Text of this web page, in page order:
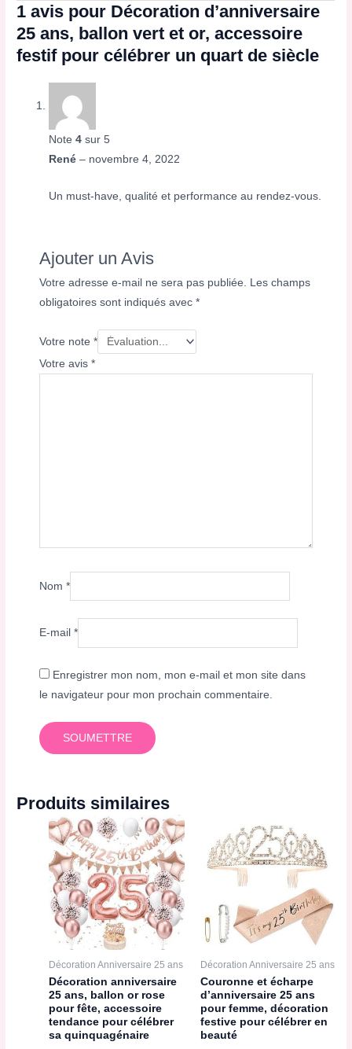
1 avis pour Décoration d’anniversaire
25 ans, ballon vert et or, accessoire
festif pour célébrer un quart de siècle
Note4 sur 5
René– novembre 4, 2022
Un must-have, qualité et performance au rendez-vous.
Ajouter un Avis
Votre adresse e-mail ne sera pas publiée. Les champs
obligatoires sont indiqués avec*
Votre note*
Votre avis*
Nom*
E-mail*
Enregistrer mon nom, mon e-mail et mon site dans
le navigateur pour mon prochain commentaire.
Produits similaires
Décoration Anniversaire 25 ans
Décoration anniversaire
25 ans, ballon or rose
pour fête, accessoire
tendance pour célébrer
sa quinquagénaire
Décoration Anniversaire 25 ans
Couronne et écharpe
d’anniversaire 25 ans
pour femme, décoration
festive pour célébrer en
beauté